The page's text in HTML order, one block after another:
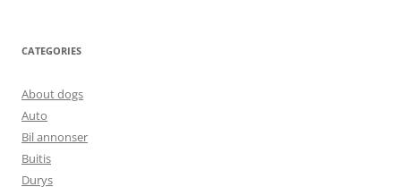
CATEGORIES
About dogs
Auto
Bil annonser
Buitis
Durys